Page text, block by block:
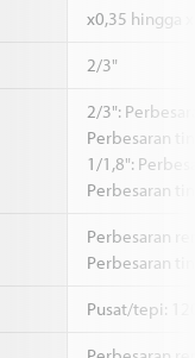
x0,35 hingga
2/3"
2/3":
Perbesaran
1/1,8":
Perbesaran
Perbesaran
Perbesaran
Pusat/tepi: